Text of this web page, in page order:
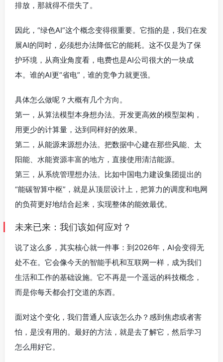
排放，那就得不偿失了。
因此，“绿色AI”这个概念变得很重要。它指的是，我们在发
展AI的同时，必须想办法降低它的能耗。这不仅是为了保
护环境，从商业角度看，电费也是AI公司很大的一块成
本。谁的AI更“省电”，谁的竞争力就更强。
具体怎么做呢？大概有几个方向。
第一，从算法模型本身想办法。开发更高效的模型架构，
用更少的计算量，达到同样好的效果。
第二，从能源来源想办法。把数据中心建在那些风能、太
阳能、水能资源丰富的地方，直接使用清洁能源。
第三，从系统管理想办法。比如中国电力建设集团提出的
“能碳智算中枢”，就是从顶层设计上，把算力的调度和电网
的负荷更好地结合起来，实现整体的能效最优。
未来已来：我们该如何应对？
说了这么多，其实核心就一件事：到2026年，AI会变得无
处不在。它会像今天的智能手机和互联网一样，成为我们
生活和工作的基础设施。它不再是一个遥远的科技概念，
而是你每天都会打交道的东西。
面对这个变化，我们普通人应该怎么办？感到焦虑或者害
怕，是没有用的。最好的方法，就是去了解它，然后学习
怎么用好它。